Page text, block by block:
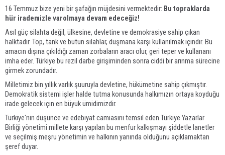
16 Temmuz bize yeni bir şafağın müjdesini vermektedir: Bu topraklarda
hür irademizle varolmaya devam edeceğiz!
Asıl güç silahta değil, ülkesine, devletine ve demokrasiye sahip çıkan
halktadır. Top, tank ve bütün silahlar, düşmana karşı kullanılmak içindir. Bu
amacın dışına çıkıldığı zaman zorbaların aracı olur, geri teper ve kullananı
imha eder. Türkiye bu rezil darbe girişiminden sonra ciddi bir arınma sürecine
girmek zorundadır.
Milletimiz bin yıllık varlık şuuruyla devletine, hükümetine sahip çıkmıştır.
Demokratik sistemi işler halde tutma konusunda halkımızın ortaya koyduğu
irade gelecek için en büyük ümidimizdir.
Türkiye'nin düşünce ve edebiyat camiasını temsil eden Türkiye Yazarlar
Birliği yönetimi millete karşı yapılan bu menfur kalkışmayı şiddetle lanetler
ve seçilmiş meşru yönetimin ve halkının yanında olduğunu açıklamaktan
şeref duyar.